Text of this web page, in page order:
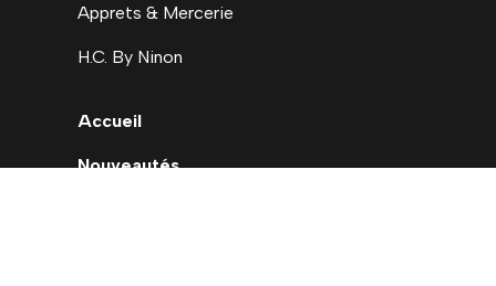
Apprets & Mercerie
H.C. By Ninon
Accueil
Nouveautés